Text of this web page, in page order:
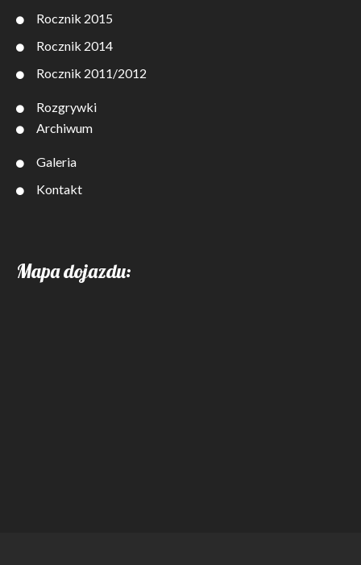
Rocznik 2015
Rocznik 2014
Rocznik 2011/2012
Rozgrywki
Archiwum
Galeria
Kontakt
Mapa dojazdu: